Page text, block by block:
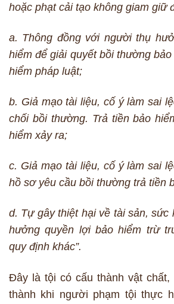
hoặc phạt cải tạo không giam giữ
a. Thông đồng với người thụ
hiểm để giải quyết bồi thường
hiểm pháp luật;
b. Giả mạo tài liệu, cố ý làm sai
chối bồi thường. Trả tiền bảo
hiểm xảy ra;
c. Giả mạo tài liệu, cố ý làm sai
hồ sơ yêu cầu bồi thường trả tiền
d. Tự gây thiệt hại về tài sản, sức
hưởng quyền lợi bảo hiểm trừ
quy định khác”.
Đây là tội có cấu thành vật
thành khi người phạm tội thực